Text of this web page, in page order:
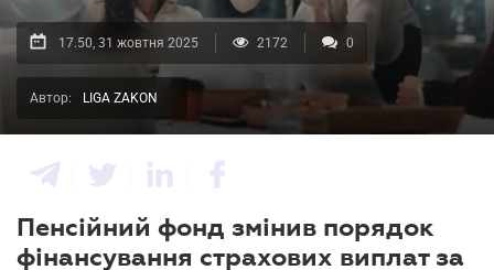
17.50, 31 жовтня 2025 2172 0
Автор: LIGA ZAKON
Пенсійний фонд змінив порядок
фінансування страхових виплат за